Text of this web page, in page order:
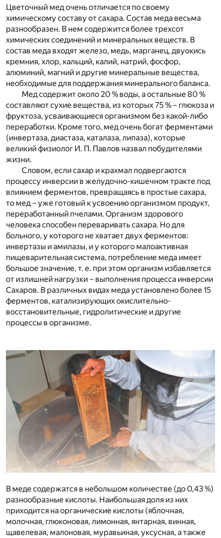
Цветочный мед очень отличается по своему
химическому составу от сахара. Состав меда весьма
разнообразен. В нем содержится более трехсот
химических соединений и минеральных веществ. В
состав меда входят железо, медь, марганец, двуокись
кремния, хлор, кальций, калий, натрий, фосфор,
алюминий, магний и другие минеральные вещества,
необходимые для поддержания минерального баланса.
Мед содержит около 20 % воды, а остальные 80 %
составляют сухие вещества, из которых 75 % – глюкоза и
фруктоза, усваивающиеся организмом без какой-либо
переработки. Кроме того, мед очень богат ферментами
(инвертаза, диастаза, каталаза, липаза), которые
великий физиолог И. П. Павлов назвал побудителями
жизни.
Словом, если сахар и крахмал подвергаются
процессу инверсии в желудочно-кишечном тракте под
влиянием ферментов, превращаясь в простые сахара,
то мед – уже готовый к усвоению организмом продукт,
переработанный пчелами. Организм здорового
человека способен переваривать сахара. Но для
больного, у которого не хватает двух ферментов:
инвертазы и амилазы, и у которого малоактивная
пищеварительная система, потребление меда имеет
большое значение, т. е. при этом организм избавляется
от излишней нагрузки – выполнения процесса инверсии
Сахаров. В различных видах меда установлено более 15
ферментов, катализирующих окислительно-
восстановительные, гидролитические и другие
процессы в организме.
В меде содержатся в небольшом количестве (до 0,43 %)
разнообразные кислоты. Наибольшая доля из них
приходится на органические кислоты (яблочная,
молочная, глюконовая, лимонная, янтарная, винная,
щавелевая, малоновая, муравьиная, уксусная, а также